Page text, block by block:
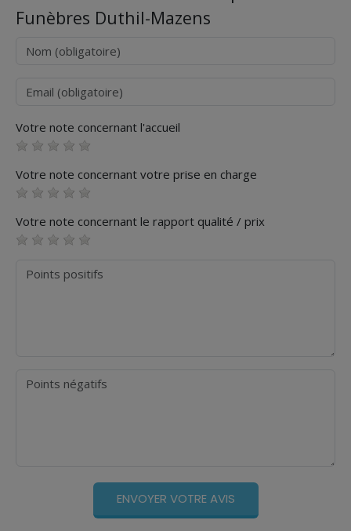
Funèbres Duthil-Mazens
Nom
Courriel
Votre note concernant l'accueil
Votre note concernant votre prise en charge
Votre note concernant le rapport qualité / prix
Points positifs
Points négatifs